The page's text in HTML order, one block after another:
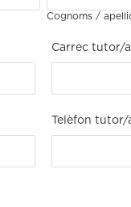
Cognoms /
Carrec tutor/
Telèfon tutor/